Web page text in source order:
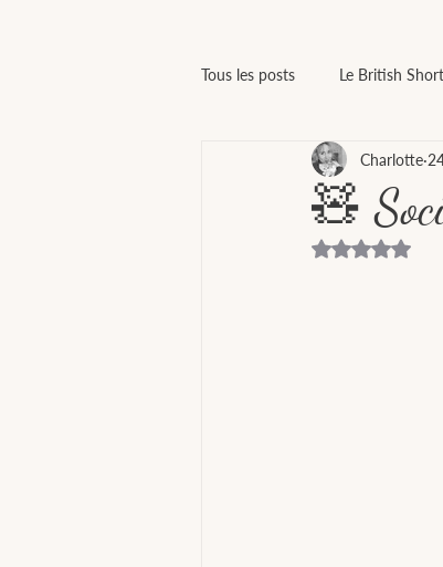
Tous les posts Le British
Bien-être & comportement
🧸
Charlotte
Noté NaN